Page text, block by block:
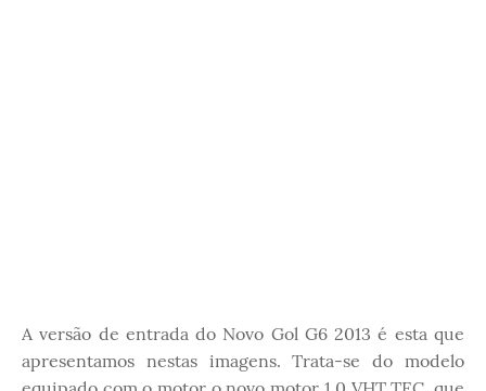
A versão de entrada do Novo Gol G6 2013 é esta que
apresentamos nestas imagens. Trata-se do modelo